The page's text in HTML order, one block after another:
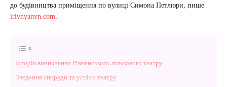
до будівництва приміщення по вулиці Симона Петлюри, пише
irivnyanyn.com.
Історія виникнення Рівненського лялькового театру
Зведення споруди та успіхи театру